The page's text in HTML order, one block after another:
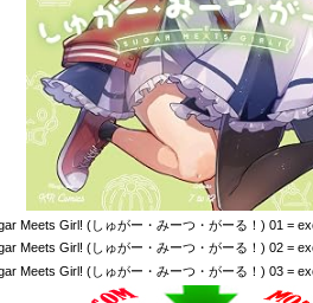
Meets Girl! (しゅがー・みーつ・がーる！) 01 =
Meets Girl! (しゅがー・みーつ・がーる！) 02 =
Meets Girl! (しゅがー・みーつ・がーる！) 03 =